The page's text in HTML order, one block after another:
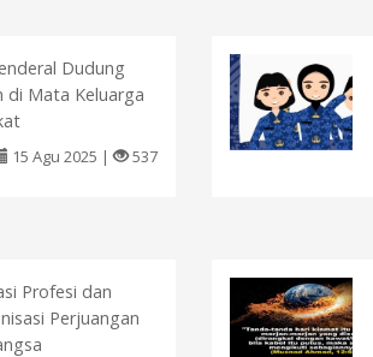
Dudung
di Mata Keluarga
15 Agu 2025 | 537
Profesi dan
Perjuangan